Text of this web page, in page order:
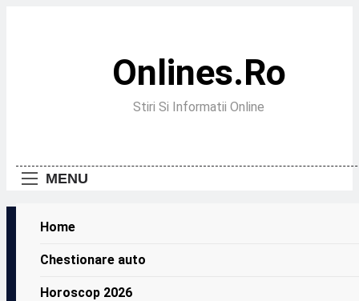
Onlines.ro
Stiri Si Informatii Online
MENU
Home
Chestionare auto
Horoscop 2026